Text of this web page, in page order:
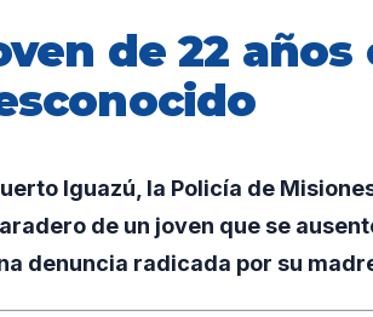
de 22 años
Iguazú, la Policía de
de un joven que se
denuncia radicada por su